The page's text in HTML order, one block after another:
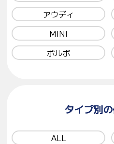
アウディ
MINI
ボルボ
タイプ別
ALL